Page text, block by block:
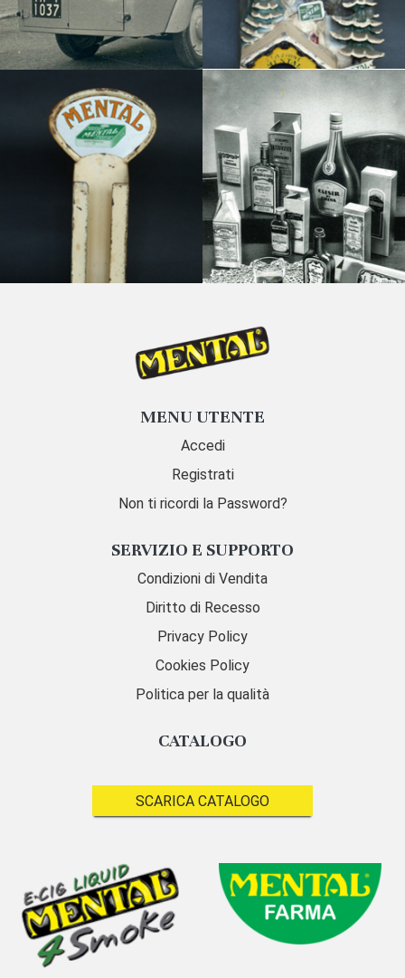
MENU UTENTE
Accedi
Registrati
Non ti ricordi la Password?
SERVIZIO E SUPPORTO
Condizioni di Vendita
Diritto di Recesso
Privacy Policy
Cookies Policy
Politica per la qualità
CATALOGO
SCARICA CATALOGO